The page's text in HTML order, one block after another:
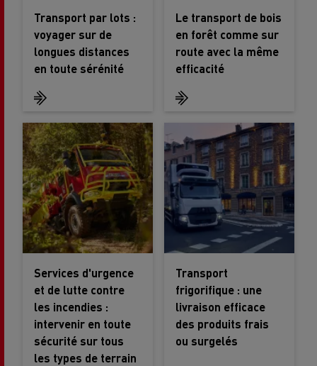
Transport par lots :
voyager sur de
longues distances
en toute sérénité
Le transport de bois
en forêt comme sur
route avec la même
efficacité
Services d'urgence
et de lutte contre
les incendies :
intervenir en toute
sécurité sur tous
les types de terrain
Transport
frigorifique : une
livraison efficace
des produits frais
ou surgelés